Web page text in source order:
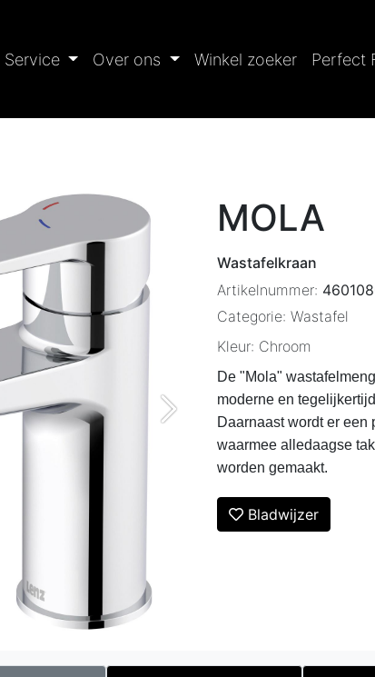
Service Over ons Winkel zoeker Perfect
MOLA
Wastafelkraan
Artikelnummer:
Categorie: Wastafel
Kleur: Chroom
De "Mola"
moderne en
Daarnaast wordt er een
waarmee alledaagse
worden gemaakt.
Bladwijzer